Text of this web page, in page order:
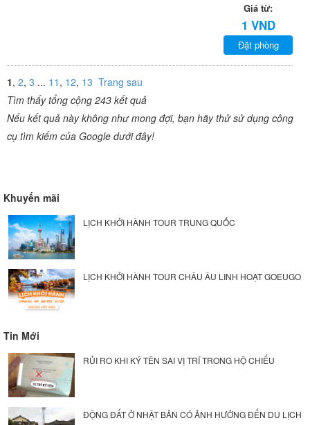
Giá từ:
1 VND
Đặt phòng
1, 2, 3 ... 11 , 12, 13 Trang sau
Tìm thấy tổng cộng 243 kết quả
Nếu kết quả này không như mong đợi, bạn hãy thử sử dụng công
cụ tìm kiếm của Google dưới đây!
Khuyến mãi
LỊCH KHỞI HÀNH TOUR TRUNG QUỐC
LỊCH KHỞI HÀNH TOUR CHÂU ÂU LINH HOẠT GOEUGO
Tin Mới
RỦI RO KHI KÝ TÊN SAI VỊ TRÍ TRONG HỘ CHIẾU
ĐỘNG ĐẤT Ở NHẬT BẢN CÓ ẢNH HƯỞNG ĐẾN DU LỊCH